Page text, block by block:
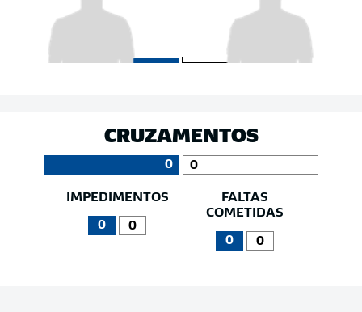
CRUZAMENTOS
0 0
IMPEDIMENTOS
0 0
FALTAS
COMETIDAS
0 0